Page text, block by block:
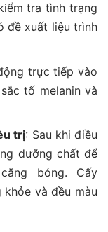
tra tình trạng
đề xuất liệu trình
trực tiếp vào
tố melanin và
trị: Sau khi điều
dưỡng chất để
bóng. Cấy
khỏe và đều màu